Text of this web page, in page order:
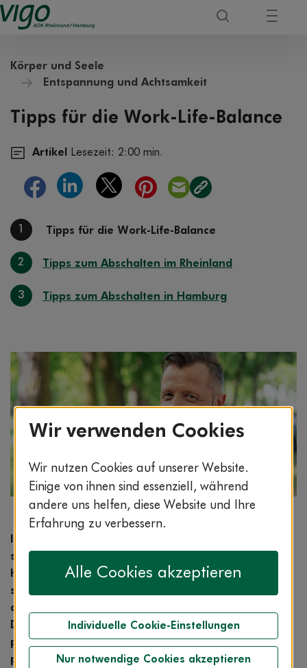
Körper und Seele
Entspannung und Achtsamkeit
Tipps für die Work-Life-Balance
Artikel Lesezeit: 2:00 min.
Tipps für die Work-Life-Balance
2 Tipps zum Abschalten im Rheinland
3 Tipps zum Abschalten in Hamburg
Bildnachweis: © istockphoto.com / stockfour
schwierig, seine so genannte Work-Life-Balance zu
halten. Dank E-Mail und Smartphone vermischen
sich Beruf und Privates immer mehr. Hier eine
deutliche Grenze zu ziehen, fällt vielen schwer.
Dabei ist mittlerweile bewiesen: Dauerstress ohne
positiven Ausgleich kann zu körperlicher oder
psychischer Erschöpfung führen.
Wir verwenden Cookies
Wir nutzen Cookies auf unserer Website.
Einige von ihnen sind essenziell, während
andere uns helfen, diese Website und Ihre
Erfahrung zu verbessern.
Alle Cookies akzeptieren
Individuelle Cookie-Einstellungen
Nur notwendige Cookies akzeptieren